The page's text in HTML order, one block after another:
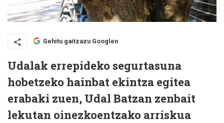
Gehitu gaitzazu Googlen
Udalak errepideko segurtasuna
hobetzeko hainbat ekintza egitea
erabaki zuen, Udal Batzan zenbait
lekutan oinezkoentzako arriskua